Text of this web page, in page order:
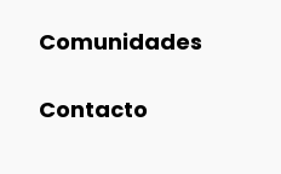
Comunidades
Contacto